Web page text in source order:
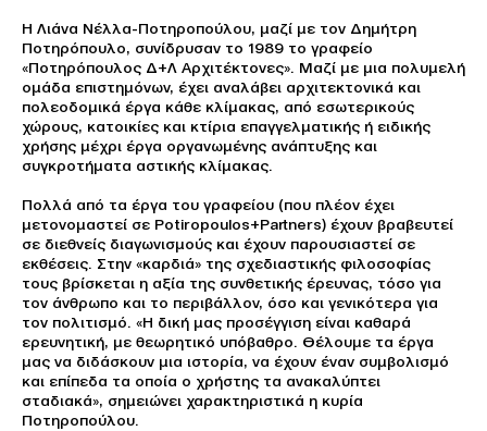
Η Λιάνα Νέλλα-Ποτηροπούλου, μαζί με τον Δημήτρη
Ποτηρόπουλο, συνίδρυσαν το 1989 το γραφείο
«Ποτηρόπουλος Δ+Λ Αρχιτέκτονες». Μαζί με μια πολυμελή
ομάδα επιστημόνων, έχει αναλάβει αρχιτεκτονικά και
πολεοδομικά έργα κάθε κλίμακας, από εσωτερικούς
χώρους, κατοικίες και κτίρια επαγγελματικής ή ειδικής
χρήσης μέχρι έργα οργανωμένης ανάπτυξης και
συγκροτήματα αστικής κλίμακας.
Πολλά από τα έργα του γραφείου (που πλέον έχει
μετονομαστεί σε Potiropoulos+Partners) έχουν βραβευτεί
σε διεθνείς διαγωνισμούς και έχουν παρουσιαστεί σε
εκθέσεις. Στην «καρδιά» της σχεδιαστικής φιλοσοφίας
τους βρίσκεται η αξία της συνθετικής έρευνας, τόσο για
τον άνθρωπο και το περιβάλλον, όσο και γενικότερα για
τον πολιτισμό. «Η δική μας προσέγγιση είναι καθαρά
ερευνητική, με θεωρητικό υπόβαθρο. Θέλουμε τα έργα
μας να διδάσκουν μια ιστορία, να έχουν έναν συμβολισμό
και επίπεδα τα οποία ο χρήστης τα ανακαλύπτει
σταδιακά», σημειώνει χαρακτηριστικά η κυρία
Ποτηροπούλου.